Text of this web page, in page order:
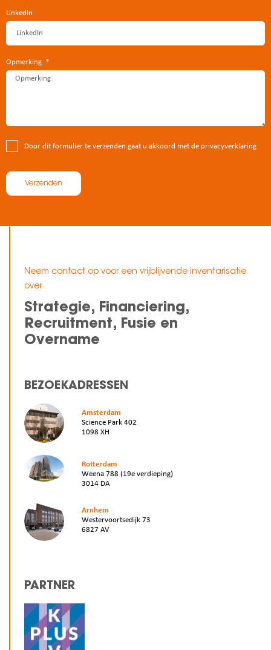
LinkedIn
Opmerking
Door dit formulier te verzenden gaat u akkoord met de privacyverklaring
Verzenden
Neem contact op voor een vrijblijvende inventarisatie
over
Strategie, Financiering,
Recruitment, Fusie en
Overname
BEZOEKADRESSEN
Amsterdam
Science Park 402
1098 XH
Rotterdam
Weena 788 (19e verdieping)
3014 DA
Arnhem
Westervoortsedijk 73
6827 AV
PARTNER